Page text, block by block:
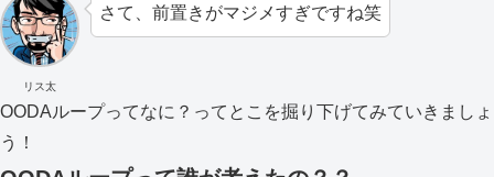
リス太
さて、前置きがマジメすぎですね笑
OODAループってなに？ってとこを掘り下げてみていきましょ
う！